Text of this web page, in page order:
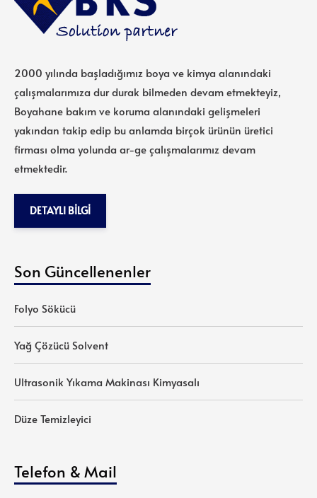
2000 yılında başladığımız boya ve kimya alanındaki
çalışmalarımıza dur durak bilmeden devam etmekteyiz,
Boyahane bakım ve koruma alanındaki gelişmeleri
yakından takip edip bu anlamda birçok ürünün üretici
firması olma yolunda ar-ge çalışmalarımız devam
etmektedir.
DETAYLI BILGI
Son Güncellenenler
Folyo Sökücü
Yağ Çözücü Solvent
Ultrasonik Yıkama Makinası Kimyasalı
Düze Temizleyici
Telefon & Mail